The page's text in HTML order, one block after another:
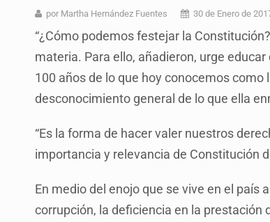
por Martha Hernández Fuentes 30 de Enero de
“¿Cómo podemos festejar la
materia. Para ello, añadieron, urge
100 años de lo que hoy conocemos
desconocimiento general de lo que ella
“Es la forma de hacer valer nuestros
importancia y relevancia de Constitución
En medio del enojo que se vive en el país
corrupción, la deficiencia en la prestación